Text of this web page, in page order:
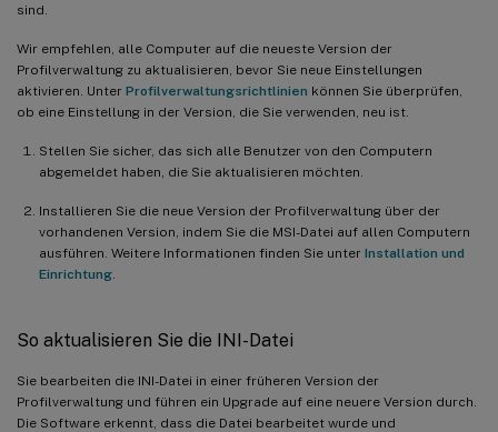
sind.
Wir empfehlen, alle Computer auf die neueste Version der
Profilverwaltung zu aktualisieren, bevor Sie neue Einstellungen
aktivieren. Unter Profilverwaltungsrichtlinien können Sie überprüfen,
ob eine Einstellung in der Version, die Sie verwenden, neu ist.
Stellen Sie sicher, das sich alle Benutzer von den Computern
abgemeldet haben, die Sie aktualisieren möchten.
Installieren Sie die neue Version der Profilverwaltung über der
vorhandenen Version, indem Sie die MSI-Datei auf allen Computern
ausführen. Weitere Informationen finden Sie unter Installation und
Einrichtung
So aktualisieren Sie die INI-Datei
Sie bearbeiten die INI-Datei in einer früheren Version der
Profilverwaltung und führen ein Upgrade auf eine neuere Version durch.
Die Software erkennt, dass die Datei bearbeitet wurde und